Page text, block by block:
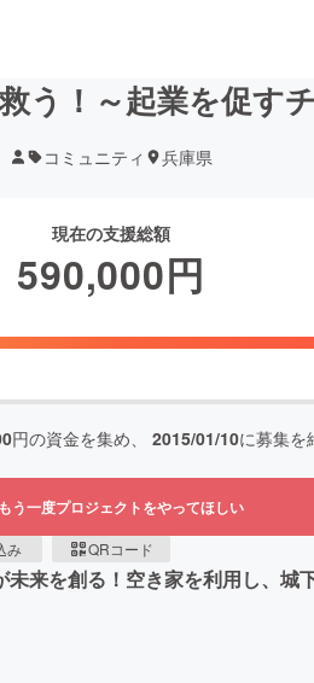
う！～起業を促す
コミュニティ 兵庫県
現在の支援総額
590,000円
円の資金を集め、 2015/01/10に募集を
もう一度プロジェクトをやってほしい
み QRコード
来を創る！空き家を利用し、城